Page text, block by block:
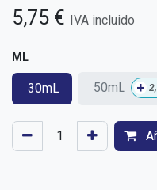
5,75 € IVA incluido
ML
30mL 50mL +